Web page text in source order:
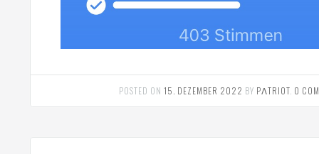
POSTED ON15. DEZEMBER 2022 BY PΛTRIOT 0